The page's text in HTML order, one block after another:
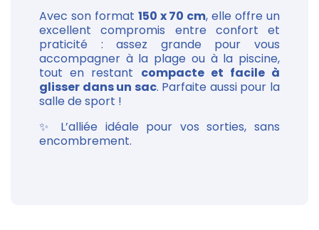
Avec son format 150 x 70 cm, elle offre un
excellent compromis entre confort et
praticité : assez grande pour vous
accompagner à la plage ou à la piscine,
tout en restant compacte et facile à
glisser dans un sac. Parfaite aussi pour la
salle de sport !
✨ L’alliée idéale pour vos sorties, sans
encombrement.